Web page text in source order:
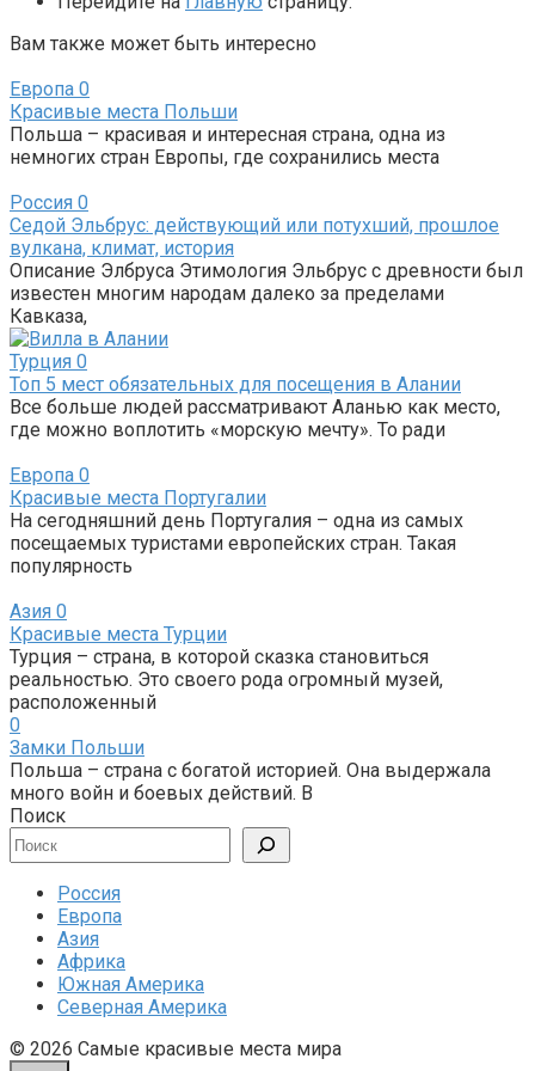
Вам также может быть интересно
Европа 0
Красивые места Польши
Польша – красивая и интересная страна, одна из
немногих стран Европы, где сохранились места
Россия 0
Седой Эльбрус: действующий или потухший, прошлое
вулкана, климат, история
Описание Элбруса Этимология Эльбрус с древности был
известен многим народам далеко за пределами
Кавказа,
Турция 0
Топ 5 мест обязательных для посещения в Алании
Все больше людей рассматривают Аланью как место,
где можно воплотить «морскую мечту». То ради
Европа 0
Красивые места Португалии
На сегодняшний день Португалия – одна из самых
посещаемых туристами европейских стран. Такая
популярность
Азия 0
Красивые места Турции
Турция – страна, в которой сказка становиться
реальностью. Это своего рода огромный музей,
расположенный
0
Замки Польши
Польша – страна с богатой историей. Она выдержала
много войн и боевых действий. В
Поиск
Россия
Европа
Азия
Африка
Южная Америка
Северная Америка
© 2026 Cамые красивые места мира